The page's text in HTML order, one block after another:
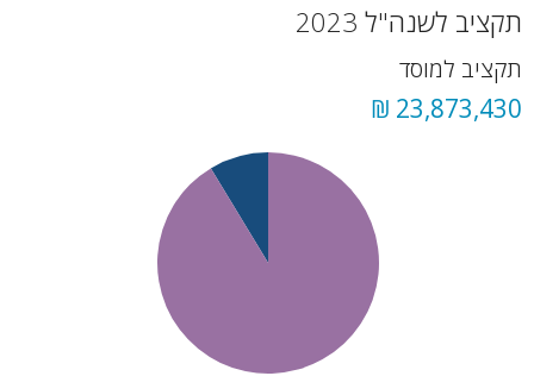
תקציב לשנה"ל 2023
תקציב למוסד
23,873,430 ₪